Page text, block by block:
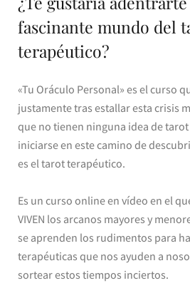
fascinante mundo del
terapéutico?
«Tu Oráculo Personal» es el curso
justamente tras estallar esta crisis
que no tienen ninguna idea de
iniciarse en este camino de
es el tarot terapéutico.
Es un curso online en vídeo en el
VIVEN los arcanos mayores y
se aprenden los rudimentos para
terapéuticas que nos ayuden a
sortear estos tiempos inciertos.